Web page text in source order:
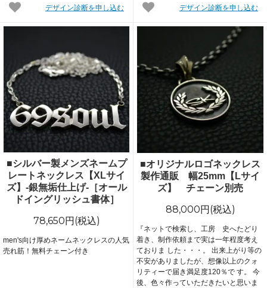
デザイン診断を申し込む デザイン診断を申し込む
■シルバー製メンズネームプ
レートネックレス【XLサイ
ズ】-銀無垢仕上げ-［オール
ドイングリッシュ書体］
78,650円(税込)
men's向け厚めネームネックレスの人気
売れ筋！無料チェーン付き
■オリジナルロゴネックレス
製作通販 幅25mm【Lサイ
ズ】 チェーン別売
88,000円(税込)
『ネットで検索し、工房 史へたどり
着き、制作依頼まで実は一年程度考え
ておりま した・・・。 出来上がり等の
不安がありましたが、想像以上のクォ
リティーで届き満足度120％で す。 今
後、色々作っていただきたいと思いま